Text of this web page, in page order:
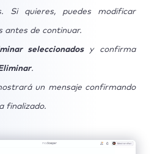
Si quieres, puedes modificar
antes de continuar.
seleccionados y confirma
.
un mensaje confirmando
finalizado.